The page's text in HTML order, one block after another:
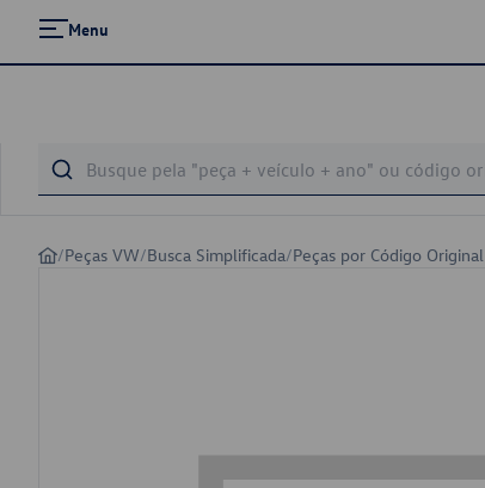
Menu
/Peças VW/Busca Simplificada/Peças por Código Original